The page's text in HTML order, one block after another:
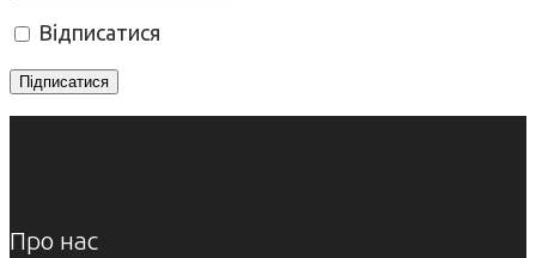
Відписатися
Про нас